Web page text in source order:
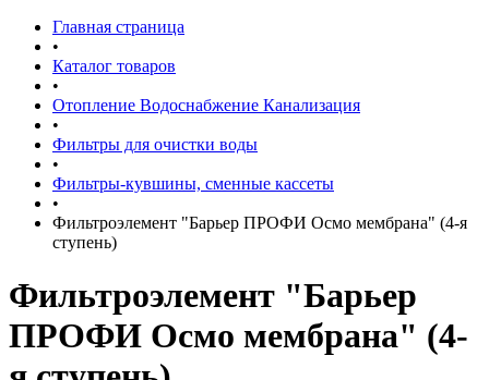
Главная страница
•
Каталог товаров
•
Отопление Водоснабжение Канализация
•
Фильтры для очистки воды
•
Фильтры-кувшины, сменные кассеты
•
Фильтроэлемент "Барьер ПРОФИ Осмо мембрана" (4-я
ступень)
Фильтроэлемент "Барьер
ПРОФИ Осмо мембрана" (4-